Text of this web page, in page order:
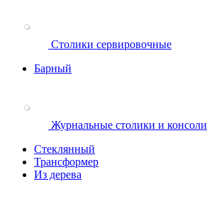
Столики сервировочные
Барный
Журнальные столики и консоли
Стеклянный
Трансформер
Из дерева